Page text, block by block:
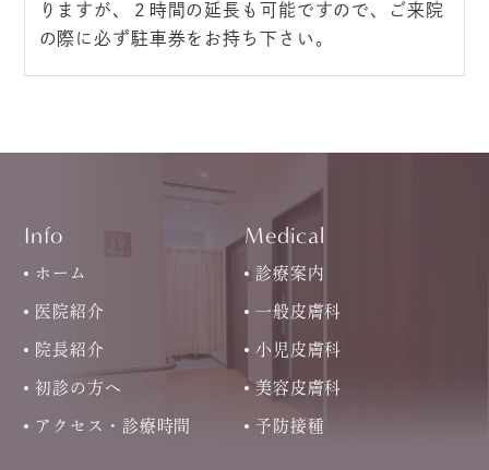
りますが、２時間の延長も可能ですので、ご来院
の際に必ず駐車券をお持ち下さい。
Info
ホーム
医院紹介
院長紹介
初診の方へ
アクセス・診療時間
Medical
診療案内
一般皮膚科
小児皮膚科
美容皮膚科
予防接種